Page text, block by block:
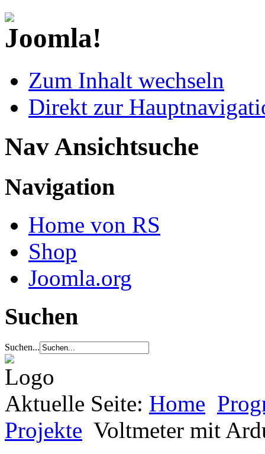
Zum Inhalt wechseln
Direkt zur
Nav Ansichtsuche
Navigation
Home von RS
Shop
Joomla.org
Suchen
Suchen...
Aktuelle Seite: Home
Projekte Voltmeter mit